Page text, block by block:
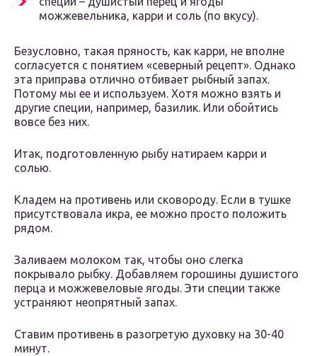
можжевельника, карри и соль (по вкусу).
Безусловно, такая пряность, как карри, не вполне
согласуется с понятием «северный рецепт». Однако
эта приправа отлично отбивает рыбный запах.
Потому мы ее и используем. Хотя можно взять и
другие специи, например, базилик. Или обойтись
вовсе без них.
Итак, подготовленную рыбу натираем карри и
солью.
Кладем на противень или сковороду. Если в тушке
присутствовала икра, ее можно просто положить
рядом.
Заливаем молоком так, чтобы оно слегка
покрывало рыбку. Добавляем горошины душистого
перца и можжевеловые ягоды. Эти специи также
устраняют неопрятный запах.
Ставим противень в разогретую духовку на 30-40
минут.